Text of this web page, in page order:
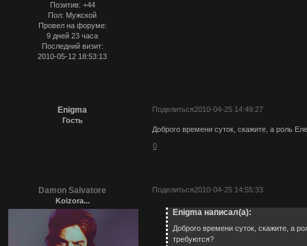
Позитив: +44
Пол: Мужской
Провел на форуме:
9 дней 23 часа
Последний визит:
2010-05-12 18:53:13
Поделиться2010-04-25 14:49:27
Enigma
Гость
Доброго времени суток, скажите, а роль
0
Поделиться2010-04-25 14:55:33
Damon Salvatore
Koizora...
Enigma написал(а):
Доброго времени суток, скажите, а
требуются?